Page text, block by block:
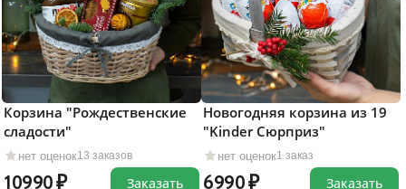
нет оценок13 заказов
Корзина "Рождественские
сладости"
Заказать
нет оценок1 заказ
Новогодняя корзина из 19
"Kinder Сюрприз"
Заказать